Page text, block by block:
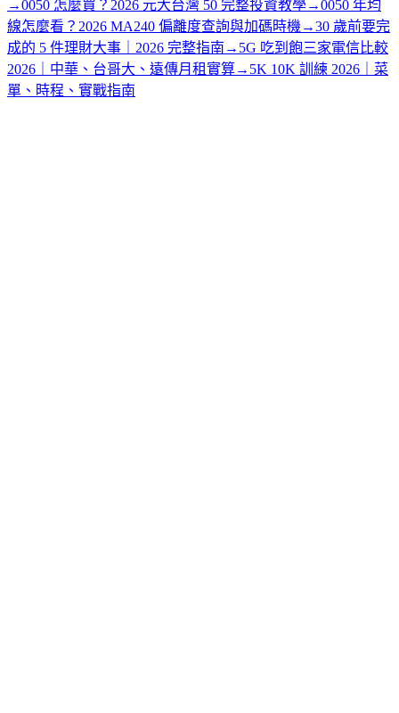
→0050 怎麼買？2026 元大台灣 50 完整投資教學→0050 年均
線怎麼看？2026 MA240 偏離度查詢與加碼時機 →30 歲前要完
成的 5 件理財大事｜2026 完整指南 → 5G 吃到飽三家電信比較
2026｜中華、台哥大、遠傳月租實算→ 5K 10K 訓練 2026｜菜
單、時程、實戰指南